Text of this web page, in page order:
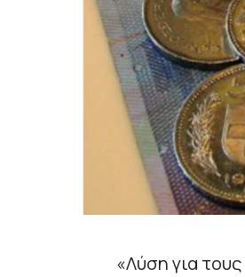
«Λύση για τους